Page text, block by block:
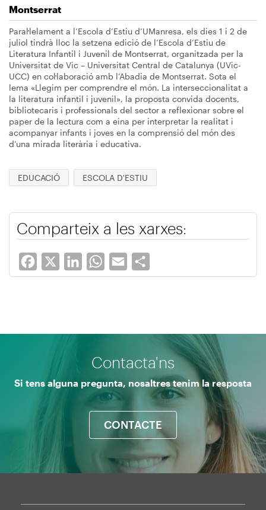
Montserrat
Paral·lelament a l’Escola d’Estiu d’UManresa, els dies 1 i 2 de
juliol tindrà lloc la setzena edició de l’Escola d’Estiu de
Literatura Infantil i Juvenil de Montserrat, organitzada per la
Universitat de Vic – Universitat Central de Catalunya (UVic-
UCC) en col·laboració amb l’Abadia de Montserrat. Sota el
lema «Llegim per comprendre el món. La interseccionalitat a
la literatura infantil i juvenil», la proposta convida docents,
bibliotecaris i professionals del sector a reflexionar sobre el
paper de la lectura com a eina per interpretar la realitat i
acompanyar infants i joves en la comprensió del món des
d’una mirada literària i educativa.
EDUCACIÓ ESCOLA D'ESTIU
Comparteix a les xarxes:
Facebook LinkedInWhatsApp
Email
Contacta'ns
Si tens alguna pregunta, nosaltres tenim la resposta
CONTACTE